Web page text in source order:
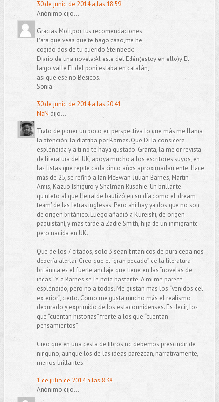
30 de junio de 2014 a las 18:59
Anónimo dijo...
Gracias,Moli,por tus recomendaciones
Para que veas que te hago caso,me he
cogido dos de tu querido Steinbeck:
Diario de una novela:Al este del Edén(estoy en ello)y El
largo valle.El del poni,estaba en catalán,
así que ese no.Besicos,
Sonia.
30 de junio de 2014 a las 20:41
NáN dijo...
Trato de poner un poco en perspectiva lo que más me llama
la atención: la diatriba por Barnes. Que Di la considere
espléndida y a ti no te haya gustado. Granta, la mejor revista
de literatura del UK, apoya mucho a los escritores suyos, en
las listas que repite cada cinco años aproximadamente. Hace
más de 25, se refirió a Ian McEwan, Julian Barnes, Martin
Amis, Kazuo Ishiguro y Shalman Rusdhie. Un brillante
quinteto al que Herralde bautizó en su día como el 'dream
team' de las letras inglesas. Pero ahí hay ya dos que no son
de origen británico. Luego añadió a Kureishi, de origen
paquistaní, y más tarde a Zadie Smith, hija de un inmigrante
pero nacida en UK.
Que de los 7 citados, solo 3 sean británicos de pura cepa nos
debería alertar. Creo que el “gran pecado” de la literatura
británica es el fuerte anclaje que tiene en las “novelas de
ideas”. Y a Barnes se le nota bastante. A mí me parece
espléndido, pero no a todos. Me gustan más los “venidos del
exterior”, cierto. Como me gusta mucho más el realismo
depurado y exprimido de los estadounidenses. Es decir, los
que “cuentan historias” frente a los que “cuentan
pensamientos”.
Creo que en una cesta de libros no debemos prescindir de
ninguno, aunque los de las ideas parezcan, narrativamente,
menos brillantes.
1 de julio de 2014 a las 8:38
Anónimo dijo...